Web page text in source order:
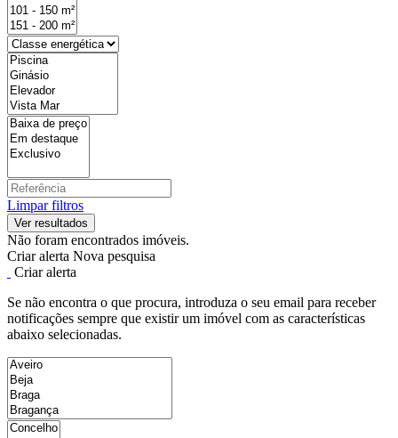
Limpar filtros
Não foram encontrados imóveis.
Criar alerta Nova pesquisa
Criar alerta
Se não encontra o que procura, introduza o seu email para receber
notificações sempre que existir um imóvel com as características
abaixo selecionadas.